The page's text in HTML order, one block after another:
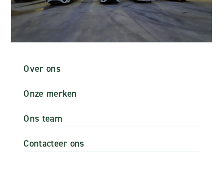
Over ons
Onze merken
Ons team
Contacteer ons